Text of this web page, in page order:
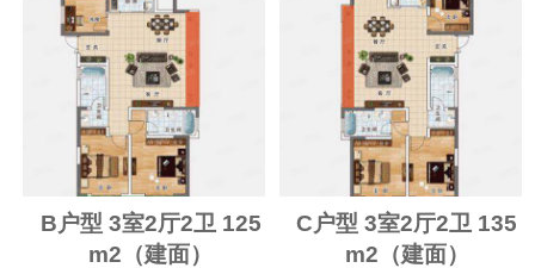
B户型 3室2厅2卫 125
m2（建面）
C户型 3室2厅2卫 135
m2（建面）